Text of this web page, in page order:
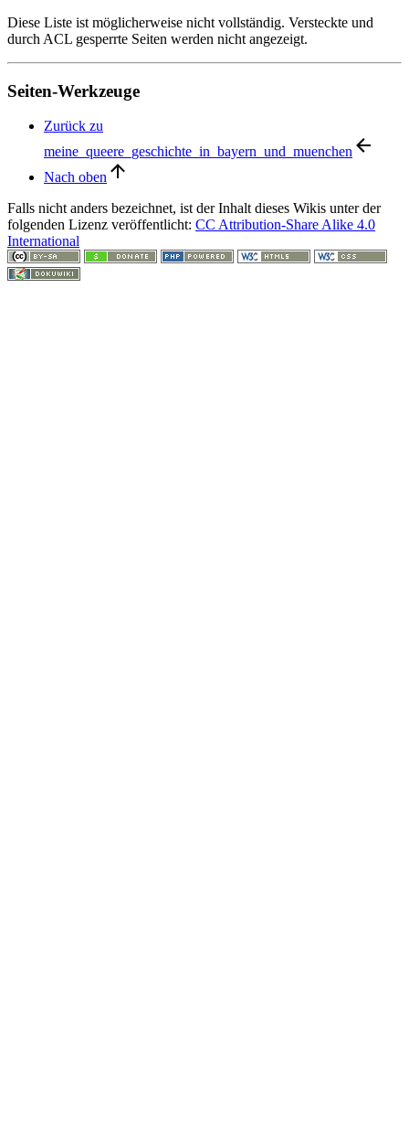
Diese Liste ist möglicherweise nicht vollständig. Versteckte und
durch ACL gesperrte Seiten werden nicht angezeigt.
Seiten-Werkzeuge
Zurück zu
meine_queere_geschichte_in_bayern_und_muenchen
Nach oben
Falls nicht anders bezeichnet, ist der Inhalt dieses Wikis unter der
folgenden Lizenz veröffentlicht: CC Attribution-Share Alike 4.0
International